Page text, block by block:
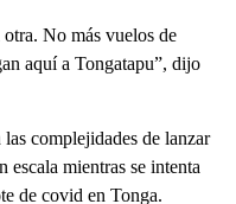
No más vuelos de
aquí a Tongatapu”, dijo
complejidades de lanzar
escala mientras se intenta
de covid en Tonga.